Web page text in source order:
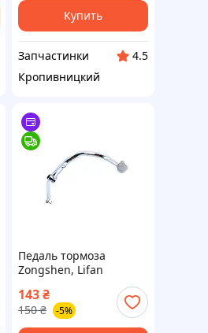
Купить
Запчастинки
4.5
Кропивницкий
Педаль тормоза
Zongshen, Lifan
125/150 (пр‑во Завод)
ВССМ
143₴
150 ₴ -5%